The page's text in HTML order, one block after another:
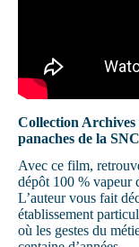
Collection
panaches de la
Avec ce film,
dépôt 100 % vapeur
L’auteur vous fait
établissement
où les gestes du